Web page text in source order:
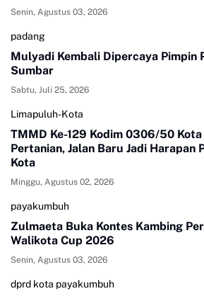
Senin, Agustus 03, 2026
padang
Mulyadi Kembali Dipercaya Pimpin
Sumbar
Sabtu, Juli 25, 2026
Limapuluh-Kota
TMMD Ke-129 Kodim 0306/50
Pertanian, Jalan Baru Jadi Harapan
Kota
Minggu, Agustus 02, 2026
payakumbuh
Zulmaeta Buka Kontes Kambing
Walikota Cup 2026
Senin, Agustus 03, 2026
dprd kota payakumbuh